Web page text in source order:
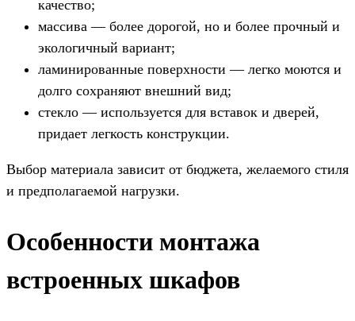
качество;
массива — более дорогой, но и более прочный и
экологичный вариант;
ламинированные поверхности — легко моются и
долго сохраняют внешний вид;
стекло — используется для вставок и дверей,
придает легкость конструкции.
Выбор материала зависит от бюджета, желаемого стиля
и предполагаемой нагрузки.
Особенности монтажа
встроенных шкафов